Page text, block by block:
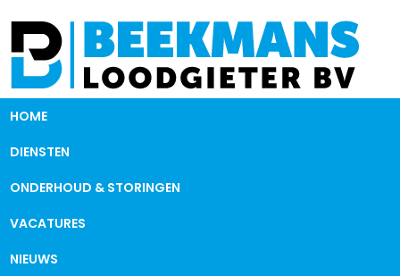
HOME
DIENSTEN
ONDERHOUD & STORINGEN
VACATURES
NIEUWS